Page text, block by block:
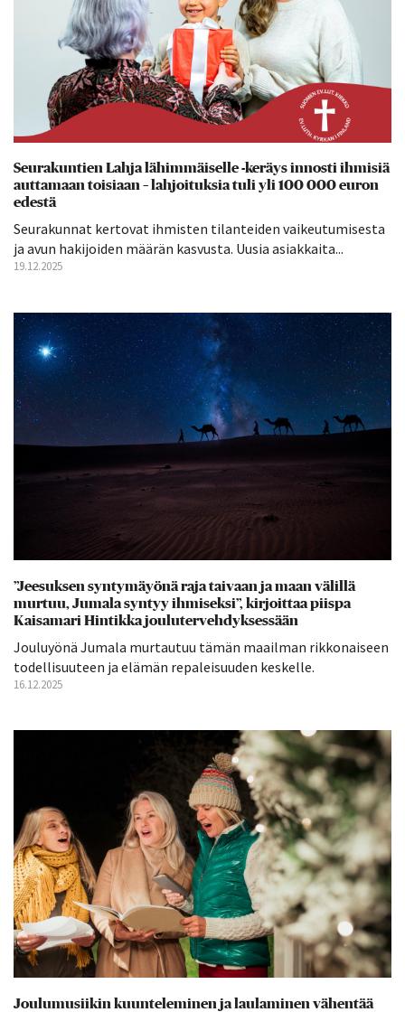
Seurakuntien Lahja lähimmäiselle -keräys innosti ihmisiä
auttamaan toisiaan – lahjoituksia tuli yli 100 000 euron
edestä
Seurakunnat kertovat ihmisten tilanteiden vaikeutumisesta
ja avun hakijoiden määrän kasvusta. Uusia asiakkaita...
19.12.2025
”Jeesuksen syntymäyönä raja taivaan ja maan välillä
murtuu, Jumala syntyy ihmiseksi”, kirjoittaa piispa
Kaisamari Hintikka joulutervehdyksessään
Jouluyönä Jumala murtautuu tämän maailman rikkonaiseen
todellisuuteen ja elämän repaleisuuden keskelle.
16.12.2025
Joulumusiikin kuunteleminen ja laulaminen vähentää